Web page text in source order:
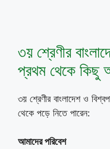
৩য় শ্রেণীর
প্রথম থেকে কিছু
৩য় শ্রেণীর বাংলাদেশ ও
থেকে পড়ে নিতে পারেন:
আমাদের পরিবেশ